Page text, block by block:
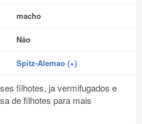
macho
Não
Spitz-Alemao (+)
filhotes, ja vermifugados e
de filhotes para mais